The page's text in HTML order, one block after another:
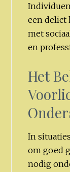
een delict
met
en
Het
In
om goed
nodig